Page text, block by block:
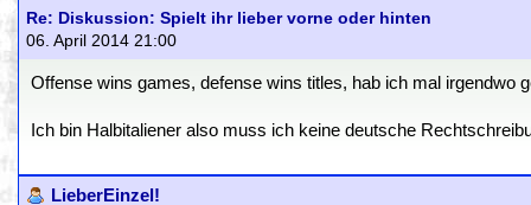
Re: Diskussion: Spielt ihr lieber vorne oder hinten
06. April 2014 21:00
Offense wins games, defense wins titles, hab ich mal irgendwo
Ich bin Halbitaliener also muss ich keine deutsche
LieberEinzel!